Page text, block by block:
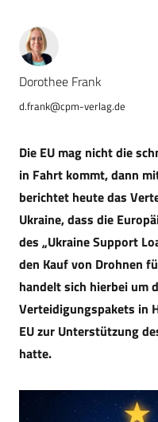
Dorothee Frank
d.frank@cpm-verlag.de
Die EU mag nicht die
in Fahrt kommt, dann
berichtet heute das
Ukraine, dass die
des „Ukraine Support
den Kauf von Drohnen
handelt sich hierbei um
Verteidigungspakets in
EU zur Unterstützung
hatte.